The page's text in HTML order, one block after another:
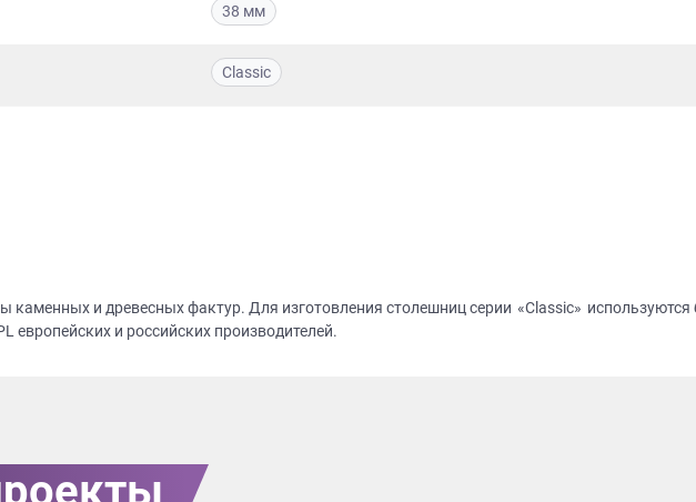
38 мм
Classic
каменных и древесных фактур. Для изготовления столешниц серии «Classic»
европейских и российских производителей.